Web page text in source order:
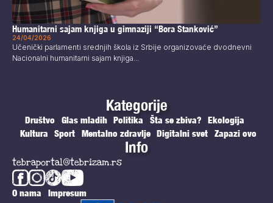
Humanitarni sajam knjiga u gimnaziji “Bora Stanković”
24/04/2026
Učenički parlamenti srednjih škola iz Srbije organizovaće dvodnevni
Nacionalni humanitarni sajam knjiga...
Kategorije
Društvo Glas mladih Politika Šta se zbiva?
Ekologija
Kultura
Sport Mentalno zdravlje Digitalni svet Zapazi ovo
Info
tebraportal@tebrizam.rs
O nama Impresum